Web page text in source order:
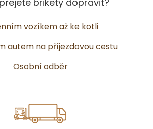
vozíkem až ke kotli
autem na příjezdovou cestu
Osobní odběr